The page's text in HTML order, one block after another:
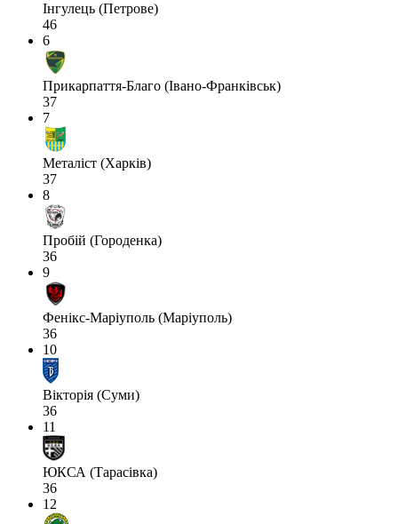
Інгулець (Петрове)
46
6
Прикарпаття-Благо (Івано-Франківськ)
37
7
Металіст (Харків)
37
8
Пробій (Городенка)
36
9
Фенікс-Маріуполь (Маріуполь)
36
10
Вікторія (Суми)
36
11
ЮКСА (Тарасівка)
36
12